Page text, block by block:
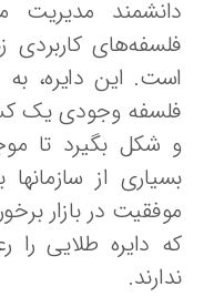
مدیریت
کاربردی
این دایره، به
وجودی یک
شکل بگیرد تا
از سازمانها با
در بازار
دایره طلایی را